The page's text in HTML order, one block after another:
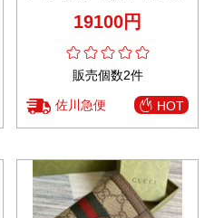
19100円
販売個数2件
佐川急便 HOT